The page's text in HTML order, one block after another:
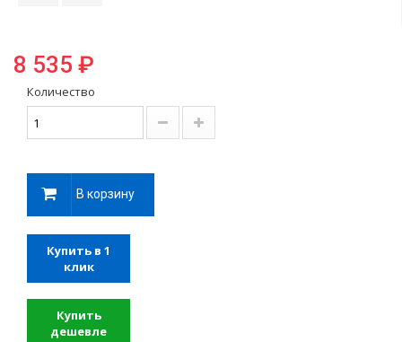
8 535 ₽
Количество
В корзину
Купить в 1
клик
Купить
дешевле